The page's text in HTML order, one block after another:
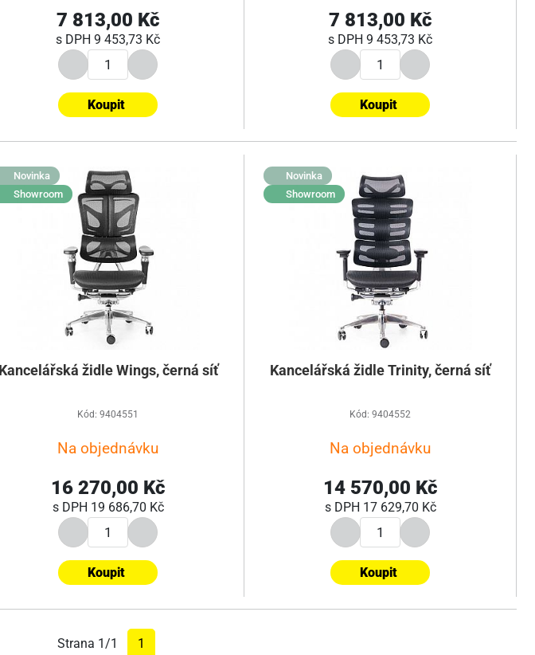
7 813,00 Kč
s DPH 9 453,73 Kč
Koupit
7 813,00 Kč
s DPH 9 453,73 Kč
Koupit
Novinka
Showroom
Kancelářská židle Wings, černá síť
Kód: 9404551
Na objednávku
16 270,00 Kč
s DPH 19 686,70 Kč
Koupit
Novinka
Showroom
Kancelářská židle Trinity, černá síť
Kód: 9404552
Na objednávku
14 570,00 Kč
s DPH 17 629,70 Kč
Koupit
Strana 1/1 1